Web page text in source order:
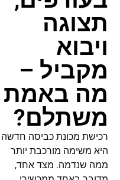
תצוגה
ויבוא
מקביל –
מה באמת
משתלם?
רכישת מכונת כביסה חדשה
היא משימה מורכבת יותר
ממה שנדמה. מצד אחד,